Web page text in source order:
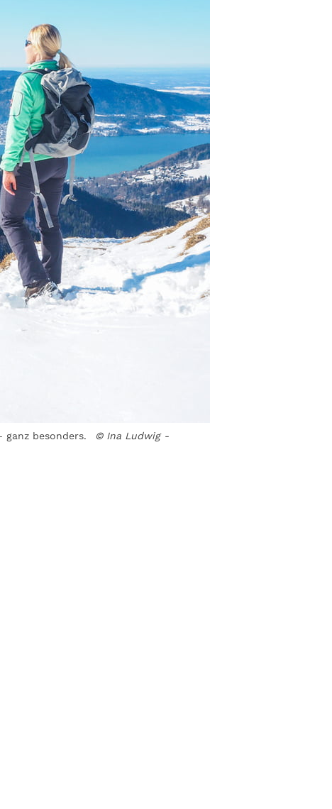
ganz besonders.
© Ina Ludwig -